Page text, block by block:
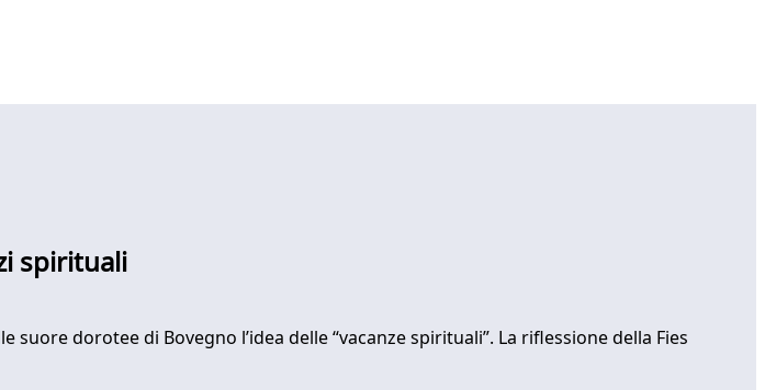
spirituali
dorotee di Bovegno l’idea delle “vacanze spirituali”. La riflessione della Fies